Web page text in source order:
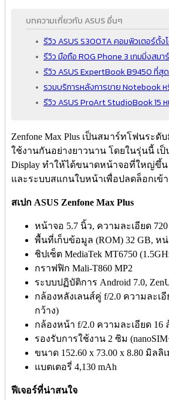
บทความเกี่ยวกับ ASUS อื่นๆ
รีวิว ASUS S300TA คอมพิวเตอร์ตั้ง
รีวิว มือถือ ROG Phone 3 เกมมิ่งสม
รีวิว ASUS ExpertBook B9450 ที่สุ
รวมบริการหลังการขาย Notebook
รีวิว ASUS ProArt StudioBook 15
Zenfone Max Plus เป็นสมาร์ทโฟนระ
ใช้งานกันอย่างยาวนาน โดยในรุ่นนี้ เ
Display ทำให้ได้ขนาดหน้าจอที่ใหญ่ขึ้น
และระบบสแกนใบหน้าเพื่อปลดล็อกเข้
สเปก ASUS Zenfone Max Plus
หน้าจอ 5.7 นิ้ว, ความละเอียด
พื้นที่เก็บข้อมูล (ROM) 32 GB, ห
ชิปเซ็ต MediaTek MT6750
กราฟฟิก Mali-T860 MP2
ระบบปฏิบัติการ Android 7.0,
กล้องหลังเลนส์คู่ f/2.0 ความละเ
กว้าง)
กล้องหน้า f/2.0 ความละเอียด 16
รองรับการใช้งาน 2 ซิม
ขนาด 152.60 x 73.00 x 8.80 มิล
แบตเตอรี่ 4,130 mAh
ฟีเจอร์ที่น่าสนใจ